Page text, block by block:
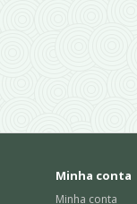
Minha conta
Minha conta